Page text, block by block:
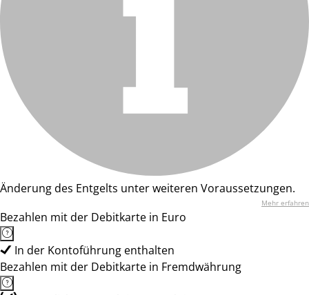
Änderung des Entgelts unter weiteren Voraussetzungen.
Mehr erfahren
Bezahlen mit der Debitkarte in Euro
In der Kontoführung enthalten
Bezahlen mit der Debitkarte in Fremdwährung